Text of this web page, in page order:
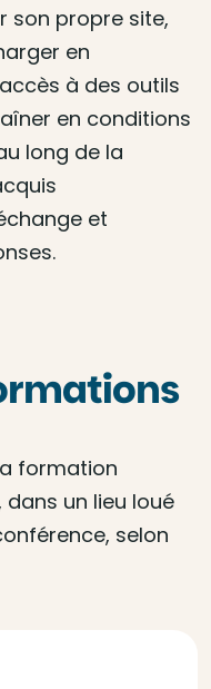
son propre site,
en
à des outils
en conditions
long de la
et
formation
dans un lieu loué
selon